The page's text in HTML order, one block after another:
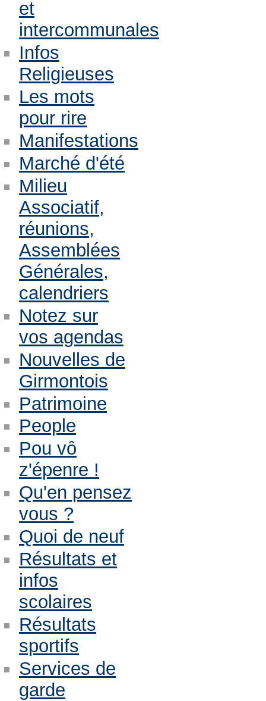
et
intercommunales
Infos
Religieuses
Les mots
pour rire
Manifestations
Marché d'été
Milieu
Associatif,
réunions,
Assemblées
Générales,
calendriers
Notez sur
vos agendas
Nouvelles de
Girmontois
Patrimoine
People
Pou vô
z'épenre !
Qu'en pensez
vous ?
Quoi de neuf
Résultats et
infos
scolaires
Résultats
sportifs
Services de
garde